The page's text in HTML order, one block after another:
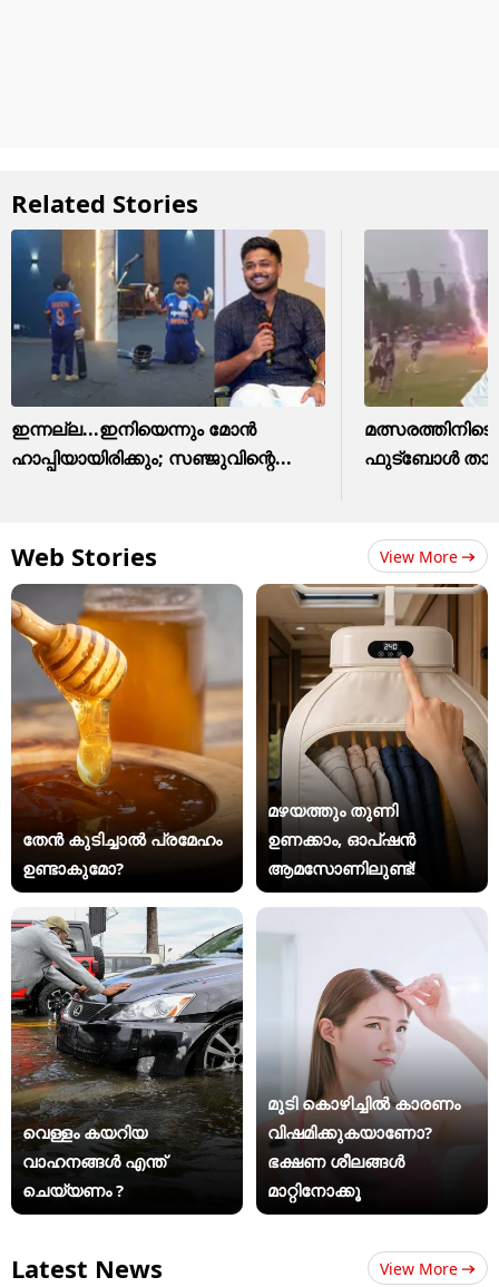
Related Stories
ഇന്നല്ല...ഇനിയെന്നും മോന്‍
ഹാപ്പിയായിരിക്കും; സഞ്ജുവിന്റെ...
മത്സരത്തിനിടെ
ഫുട്ബോൾ
Web Stories View More
തേൻ കുടിച്ചാൽ പ്രമേഹം
ഉണ്ടാകുമോ?
മഴയത്തും തുണി
ഉണക്കാം, ഓപ്ഷൻ
ആമസോണിലുണ്ട്!
വെള്ളം കയറിയ
വാഹനങ്ങൾ എന്ത്
ചെയ്യണം ?
മുടി കൊഴിച്ചിൽ കാരണം
വിഷമിക്കുകയാണോ?
ഭക്ഷണ ശീലങ്ങൾ
മാറ്റിനോക്കൂ
Latest News View More